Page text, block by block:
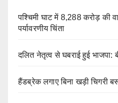
पश्चिमी घाट में 8,288 करोड़ की
पर्यावरणीय चिंता
दलित नेतृत्व से घबराई हुई भाजपा:
हैंडब्रेक लगाए बिना खड़ी चिगरी